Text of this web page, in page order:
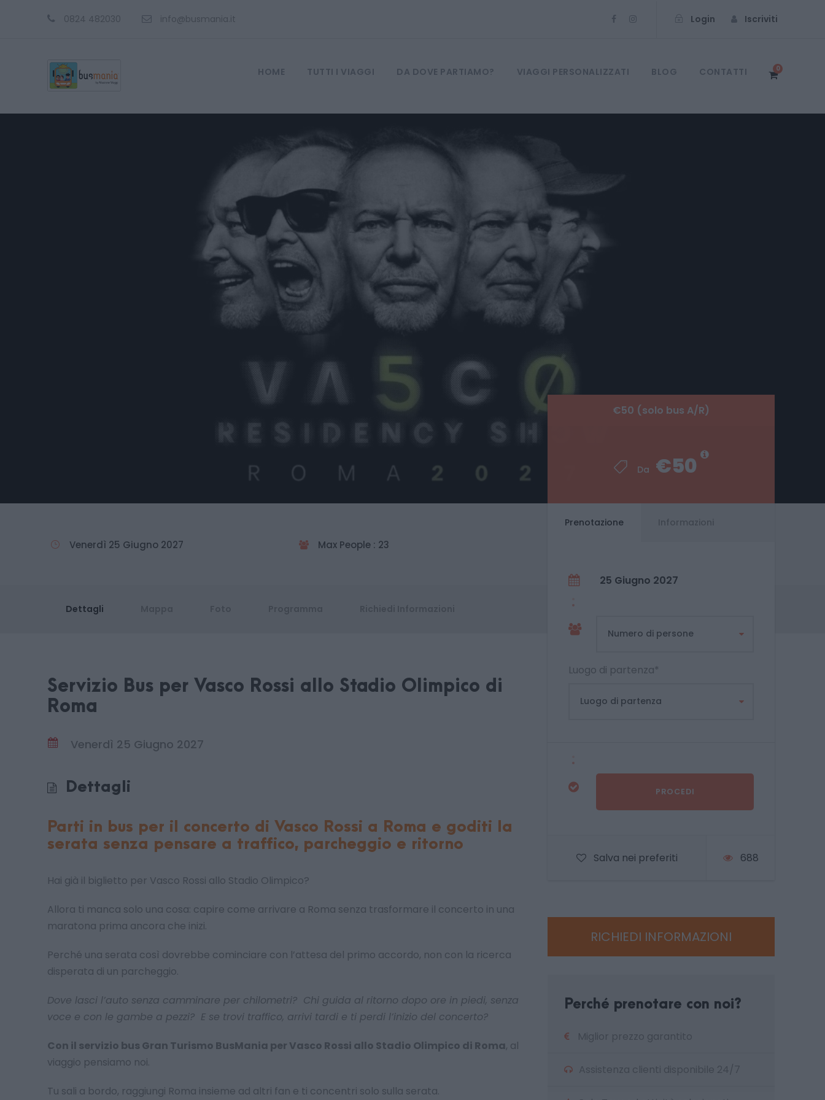
0824 482030 info@busmania.it Login Iscriviti
HOME TUTTI I VIAGGI DA DOVE PARTIAMO? VIAGGI PERSONALIZZATI BLOG CONTATTI 0
€50 (solo bus A/R)
Da €50
€50 (solo bus A/R)
Da €50
Prenotazione Informazioni
25 Giugno 2027
Luogo di partenza*
Salva nei preferiti 688
RICHIEDI INFORMAZIONI
Perché prenotare con noi?
Miglior prezzo garantito
Assistenza clienti disponibile 24/7
Venerdì 25 Giugno 2027 Max People : 23
Dettagli
Servizio Bus per Vasco Rossi allo Stadio Olimpico di
Roma
Venerdì 25 Giugno 2027
Dettagli
Parti in bus per il concerto di Vasco Rossi a Roma e goditi la
serata senza pensare a traffico, parcheggio e ritorno
Hai già il biglietto per Vasco Rossi allo Stadio Olimpico?
Allora ti manca solo una cosa: capire come arrivare a Roma senza trasformare il concerto in una
maratona prima ancora che inizi.
Perché una serata così dovrebbe cominciare con l’attesa del primo accordo, non con la ricerca
disperata di un parcheggio.
Dove lasci l’auto senza camminare per chilometri? Chi guida al ritorno dopo ore in piedi, senza
voce e con le gambe a pezzi? E se trovi traffico, arrivi tardi e ti perdi l’inizio del concerto?
Con il servizio bus Gran Turismo BusMania per Vasco Rossi allo Stadio Olimpico di Roma, al
viaggio pensiamo noi.
Tu sali a bordo, raggiungi Roma insieme ad altri fan e ti concentri solo sulla serata.